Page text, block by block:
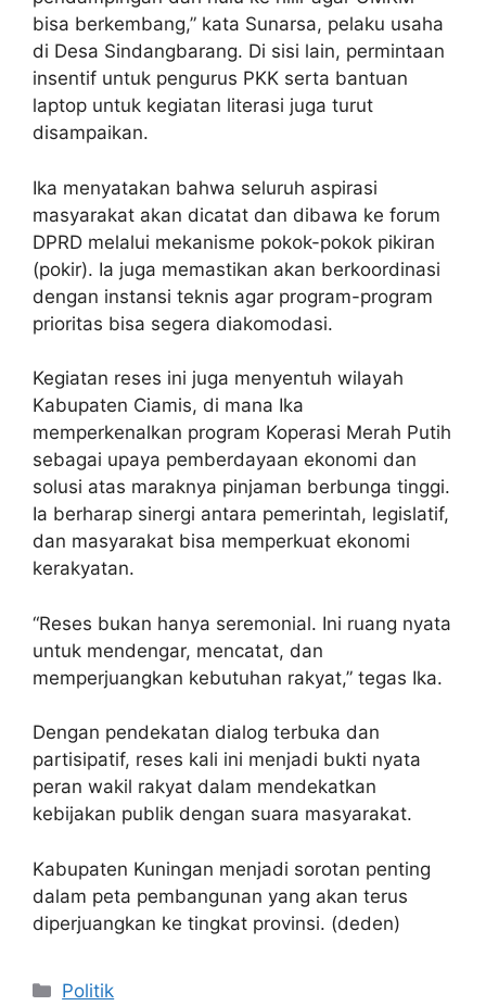
bisa berkembang,” kata Sunarsa, pelaku usaha
di Desa Sindangbarang. Di sisi lain, permintaan
insentif untuk pengurus PKK serta bantuan
laptop untuk kegiatan literasi juga turut
disampaikan.
Ika menyatakan bahwa seluruh aspirasi
masyarakat akan dicatat dan dibawa ke forum
DPRD melalui mekanisme pokok-pokok pikiran
(pokir). Ia juga memastikan akan berkoordinasi
dengan instansi teknis agar program-program
prioritas bisa segera diakomodasi.
Kegiatan reses ini juga menyentuh wilayah
Kabupaten Ciamis, di mana Ika
memperkenalkan program Koperasi Merah Putih
sebagai upaya pemberdayaan ekonomi dan
solusi atas maraknya pinjaman berbunga tinggi.
Ia berharap sinergi antara pemerintah, legislatif,
dan masyarakat bisa memperkuat ekonomi
kerakyatan.
“Reses bukan hanya seremonial. Ini ruang nyata
untuk mendengar, mencatat, dan
memperjuangkan kebutuhan rakyat,” tegas Ika.
Dengan pendekatan dialog terbuka dan
partisipatif, reses kali ini menjadi bukti nyata
peran wakil rakyat dalam mendekatkan
kebijakan publik dengan suara masyarakat.
Kabupaten Kuningan menjadi sorotan penting
dalam peta pembangunan yang akan terus
diperjuangkan ke tingkat provinsi. (deden)
Kategori
Politik